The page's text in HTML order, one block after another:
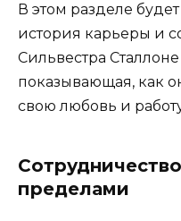
В этом разделе
история карьеры и
Сильвестра
показывающая, как
свою любовь и
пределами